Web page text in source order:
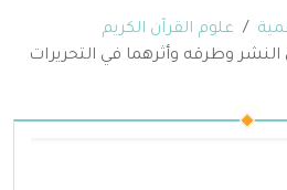
علوم القرآن الكريم
وطرقه وأثرهما في التحريرات